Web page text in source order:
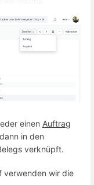
einen Auftrag
in den
verknüpft.
verwenden wir die